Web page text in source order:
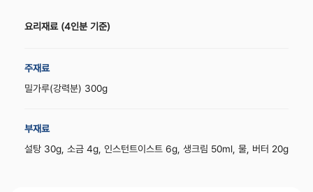
요리재료 (4인분 기준)
주재료
밀가루(강력분) 300g
부재료
설탕 30g, 소금 4g, 인스턴트이스트 6g, 생크림 50ml, 물, 버터 20g